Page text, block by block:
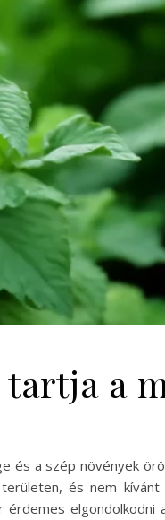
a
és a szép növények
és nem kívánt
elgondolkodni